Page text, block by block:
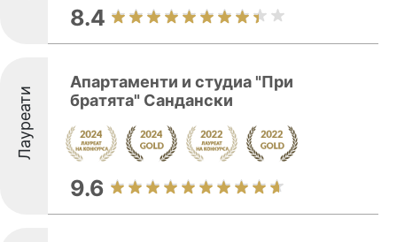
8.4
Лауреати
Апартаменти и студиа "При
братята" Сандански
9.6